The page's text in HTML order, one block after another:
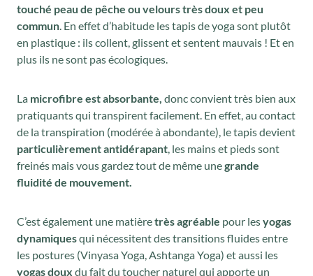
touché peau de pêche ou velours très doux et peu
commun. En effet d’habitude les tapis de yoga sont plutôt
en plastique : ils collent, glissent et sentent mauvais ! Et en
plus ils ne sont pas écologiques.
La microfibre est absorbante, donc convient très bien aux
pratiquants qui transpirent facilement. En effet, au contact
de la transpiration (modérée à abondante), le tapis devient
particulièrement antidérapant, les mains et pieds sont
freinés mais vous gardez tout de même unegrande
fluidité de mouvement.
C’est également une matièretrès agréable pour lesyogas
dynamiquesqui nécessitent des transitions fluides entre
les postures (Vinyasa Yoga, Ashtanga Yoga) et aussi les
yogas doux du fait du toucher naturel qui apporte un